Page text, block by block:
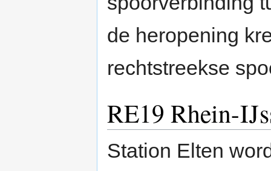
de heropening
rechtstreekse
RE19 Rhein-
Station Elten